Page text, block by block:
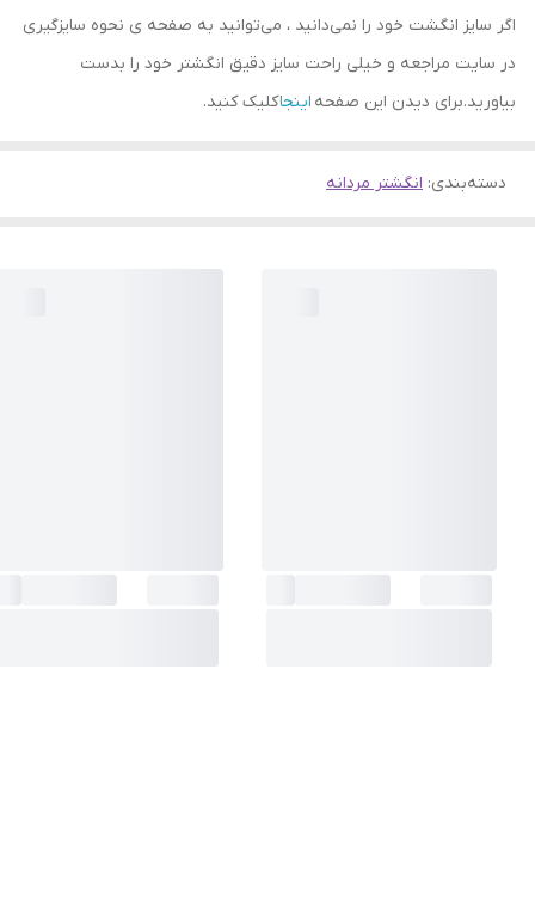
اگر سایز انگشت خود را نمی‌دانید ، می‌توانید به صفحه ی نحوه سایزگیری
در سایت مراجعه و خیلی راحت سایز دقیق انگشتر خود را بدست
بیاورید.برای دیدن این صفحه اینجاکلیک کنید.
دسته‌بندی: انگشتر مردانه